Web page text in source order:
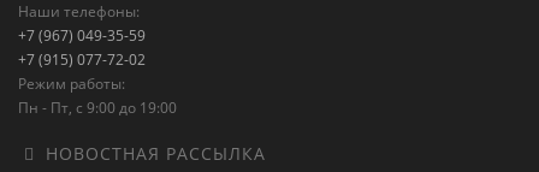
Наши телефоны:
+7 (967) 049-35-59
+7 (915) 077-72-02
Режим работы:
Пн - Пт, с 9:00 до 19:00
НОВОСТНАЯ РАССЫЛКА